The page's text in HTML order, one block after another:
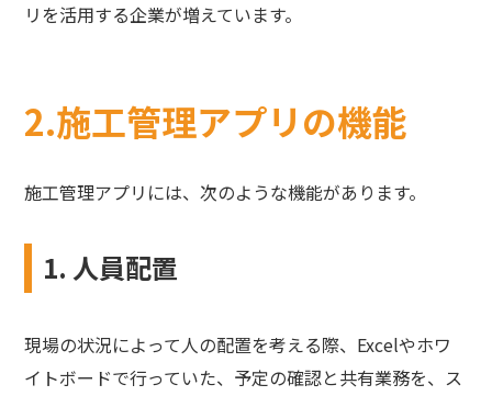
リを活用する企業が増えています。
2.施工管理アプリの機能
施工管理アプリには、次のような機能があります。
1. 人員配置
現場の状況によって人の配置を考える際、Excelやホワ
イトボードで行っていた、予定の確認と共有業務を、ス